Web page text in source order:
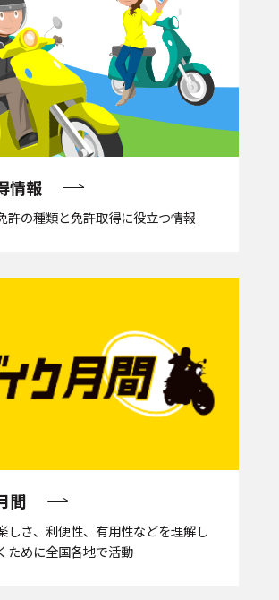
情報
許の種類と免許取得に役立つ情報
間
しさ、利便性、有用性などを理解し
ために全国各地で活動